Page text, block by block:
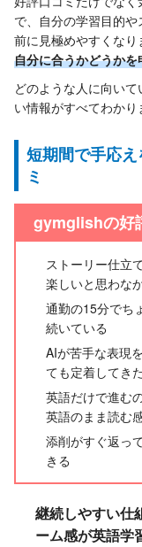
で、自分の学習目的
前に見極めやすくなり
自分に合うかどうか
どのような人に向い
い情報がすべてわかり
短期間で手応
ミ
gymglishの好
ストーリー仕立
楽しいと思わな
通勤の15分でち
続いている
AIが苦手な表現
ても定着してき
英語だけで進む
英語のまま読む
添削がすぐ返っ
きる
継続しやすい仕
ーム感が英語学